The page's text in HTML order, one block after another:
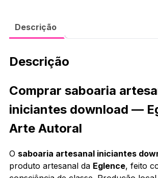
Descrição
Descrição
Comprar saboaria
iniciantes download —
Arte Autoral
O saboaria artesanal iniciantes
produto artesanal da Eglence, feito